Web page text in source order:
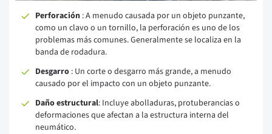
Perforación : A menudo causada por un objeto punzante,
como un clavo o un tornillo, la perforación es uno de los
problemas más comunes. Generalmente se localiza en la
banda de rodadura.
Desgarro : Un corte o desgarro más grande, a menudo
causado por el impacto con un objeto punzante.
Daño estructural: Incluye abolladuras, protuberancias o
deformaciones que afectan a la estructura interna del
neumático.